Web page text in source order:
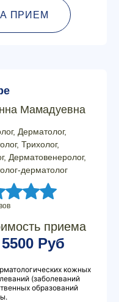
ПРИЕМ
Мамадуевна
Дерматолог,
Трихолог,
Дерматовенеролог,
дерматолог
приема
5500 Руб
кожных
(заболеваний
образований